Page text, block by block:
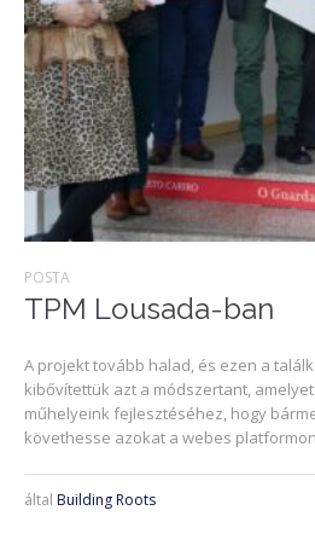
POSTA
TPM Lousada-ban
A projekt tovább halad, és ezen a
kibővítettük azt a módszertant,
műhelyeink fejlesztéséhez, hogy
követhesse azokat a webes
által Building Roots